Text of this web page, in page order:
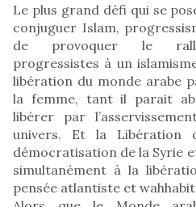
Le plus grand défi qui se
conjuguer Islam,
de provoquer le
progressistes à un
libération du monde arabe
la femme, tant il parait
libérer par
univers. Et la Libération
démocratisation de la Syrie
simultanément à la
pensée atlantiste et